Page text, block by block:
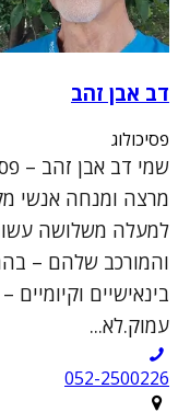
דב אבן זהב
פסיכולוג
שמי דב אבן זהב –
מרצה ומנחה אנשי
למעלה משלושה
והמורכב שלהם –
בינאישיים וקיומיים
עמוק.לא...
052-2500226